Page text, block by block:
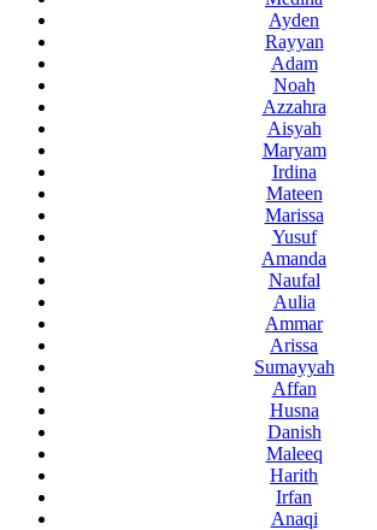
Ayden
Rayyan
Adam
Noah
Azzahra
Aisyah
Maryam
Irdina
Mateen
Marissa
Yusuf
Amanda
Naufal
Aulia
Ammar
Arissa
Sumayyah
Affan
Husna
Danish
Maleeq
Harith
Irfan
Anaqi